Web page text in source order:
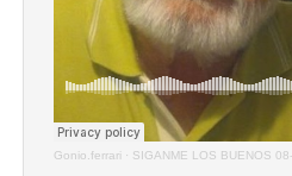
Gonio.ferrari · SIGANME LOS BUENOS